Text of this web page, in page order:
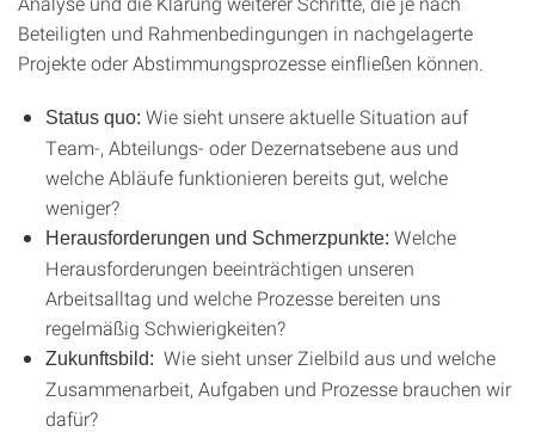
Beteiligten und Rahmenbedingungen in nachgelagerte
Projekte oder Abstimmungsprozesse einfließen können.
Status quo: Wie sieht unsere aktuelle Situation auf
Team-, Abteilungs- oder Dezernatsebene aus und
welche Abläufe funktionieren bereits gut, welche
weniger?
Herausforderungen und Schmerzpunkte: Welche
Herausforderungen beeinträchtigen unseren
Arbeitsalltag und welche Prozesse bereiten uns
regelmäßig Schwierigkeiten?
Zukunftsbild: Wie sieht unser Zielbild aus und welche
Zusammenarbeit, Aufgaben und Prozesse brauchen wir
dafür?